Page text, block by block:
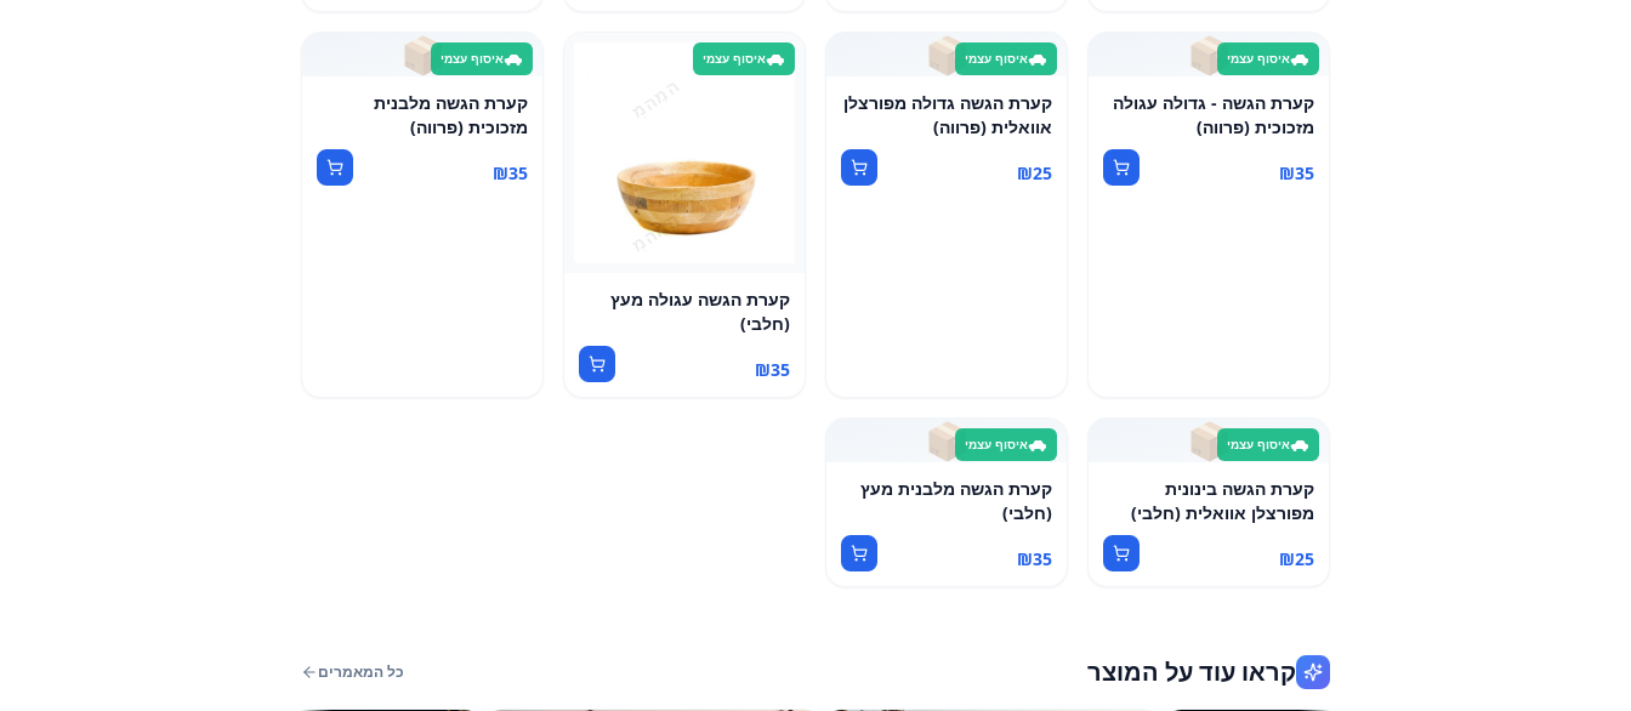
📦איסוף עצמי
קערת הגשה - גדולה עגולה
מזכוכית (פרווה)
₪35
📦איסוף עצמי
קערת הגשה גדולה מפורצלן
אוואלית (פרווה)
₪25
איסוף עצמי
קערת הגשה עגולה מעץ
(חלבי)
₪35
📦איסוף עצמי
קערת הגשה מלבנית
מזכוכית (פרווה)
₪35
📦איסוף עצמי
קערת הגשה בינונית
מפורצלן אוואלית (חלבי)
₪25
📦איסוף עצמי
קערת הגשה מלבנית מעץ
(חלבי)
₪35
קראו עוד על המוצר כל המאמרים